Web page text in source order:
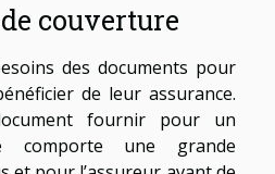
couverture
des documents pour
de leur assurance.
fournir pour un
comporte une grande